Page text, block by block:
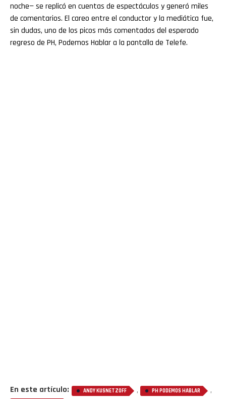
noche— se replicó en cuentas de espectáculos y generó miles
de comentarios. El careo entre el conductor y la mediática fue,
sin dudas, uno de los picos más comentados del esperado
regreso de PH, Podemos Hablar a la pantalla de Telefe.
En este artículo: ANDY KUSNETZOFF , PH PODEMOS HABLAR ,